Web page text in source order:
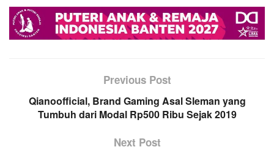
Previous Post
Qianoofficial, Brand Gaming Asal Sleman yang
Tumbuh dari Modal Rp500 Ribu Sejak 2019
Next Post